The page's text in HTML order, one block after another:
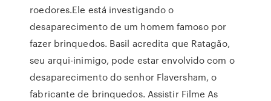
roedores.Ele está investigando o
desaparecimento de um homem famoso por
fazer brinquedos. Basil acredita que Ratagão,
seu arqui-inimigo, pode estar envolvido com o
desaparecimento do senhor Flaversham, o
fabricante de brinquedos. Assistir Filme As